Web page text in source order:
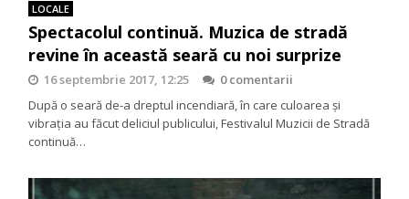
LOCALE
Spectacolul continuă. Muzica de stradă
revine în această seară cu noi surprize
16 septembrie 2017, 12:25
0 comentarii
După o seară de-a dreptul incendiară, în care culoarea și
vibrația au făcut deliciul publicului, Festivalul Muzicii de Stradă
continuă…